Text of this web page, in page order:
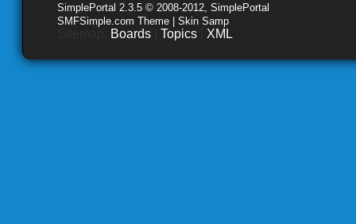
SimplePortal 2.3.5 © 2008-2012, SimplePortal
SMFSimple.com Theme | Skin Samp
Boards Topics XML